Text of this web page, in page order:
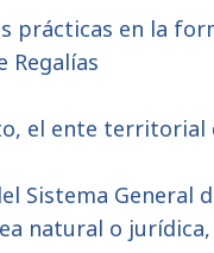
prácticas en la
Regalías
el ente territorial
Sistema General
natural o